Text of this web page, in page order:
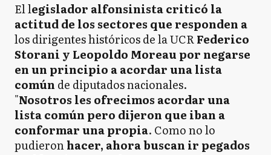
El legislador alfonsinista criticó la
actitud de los sectores que responden a
los dirigentes históricos de la UCRFederico
Storani y Leopoldo Moreau por negarse
en un principio a acordar una lista
común de diputados nacionales.
"Nosotros les ofrecimos acordar una
lista común pero dijeron que iban a
conformar una propia. Como no lo
pudieronhacer, ahora buscan ir pegados